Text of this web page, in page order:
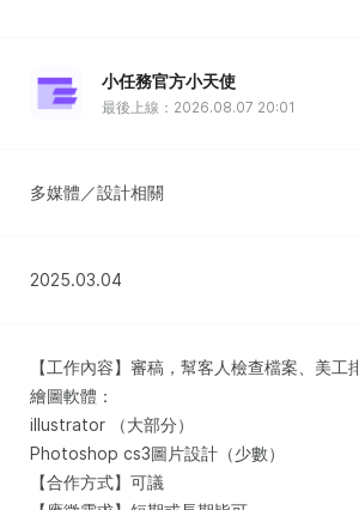
小任務官方小天使
最後上線：2026.08.07 20:01
多媒體／設計相關
2025.03.04
【工作內容】審稿，幫客人檢查檔案、美
繪圖軟體：
illustrator （大部分）
Photoshop cs3圖片設計（少數）
【合作方式】可議